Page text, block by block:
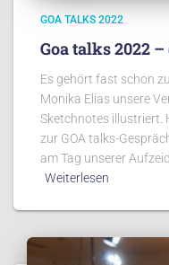
GOA TALKS 2022
Goa talks 2022
Es gehört fast schon
Monika Elias unsere
Sketchnotes illustriert.
zur GOA talks-
am Tag unserer
Weiterlesen